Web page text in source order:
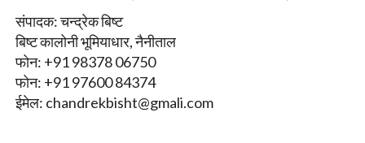
संपादक: चन्द्रेक बिष्ट
बिष्ट कालोनी भूमियाधार, नैनीताल
फोन: +91 98378 06750
फोन: +91 97600 84374
ईमेल: chandrekbisht@gmali.com